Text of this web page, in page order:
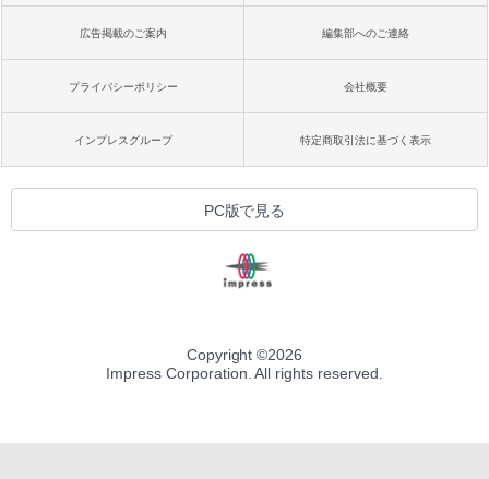
広告掲載のご案内 編集部へのご連絡
プライバシーポリシー 会社概要
インプレスグループ 特定商取引法に基づく表示
PC版で見る
Copyright ©2026
Impress Corporation. All rights reserved.